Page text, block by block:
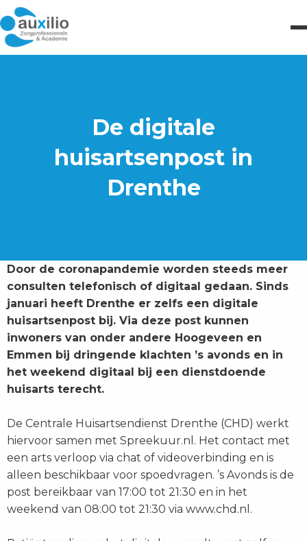
De digitale
huisartsenpost in
Drenthe
Door de coronapandemie worden steeds meer
consulten telefonisch of digitaal gedaan. Sinds
januari heeft Drenthe er zelfs een digitale
huisartsenpost bij. Via deze post kunnen
inwoners van onder andere Hoogeveen en
Emmen bij dringende klachten ’s avonds en in
het weekend digitaal bij een dienstdoende
huisarts terecht.
De Centrale Huisartsendienst Drenthe (CHD) werkt
hiervoor samen met Spreekuur.nl. Het contact met
een arts verloop via chat of videoverbinding en is
alleen beschikbaar voor spoedvragen. ’s Avonds is de
post bereikbaar van 17:00 tot 21:30 en in het
weekend van 08:00 tot 21:30 via www.chd.nl.